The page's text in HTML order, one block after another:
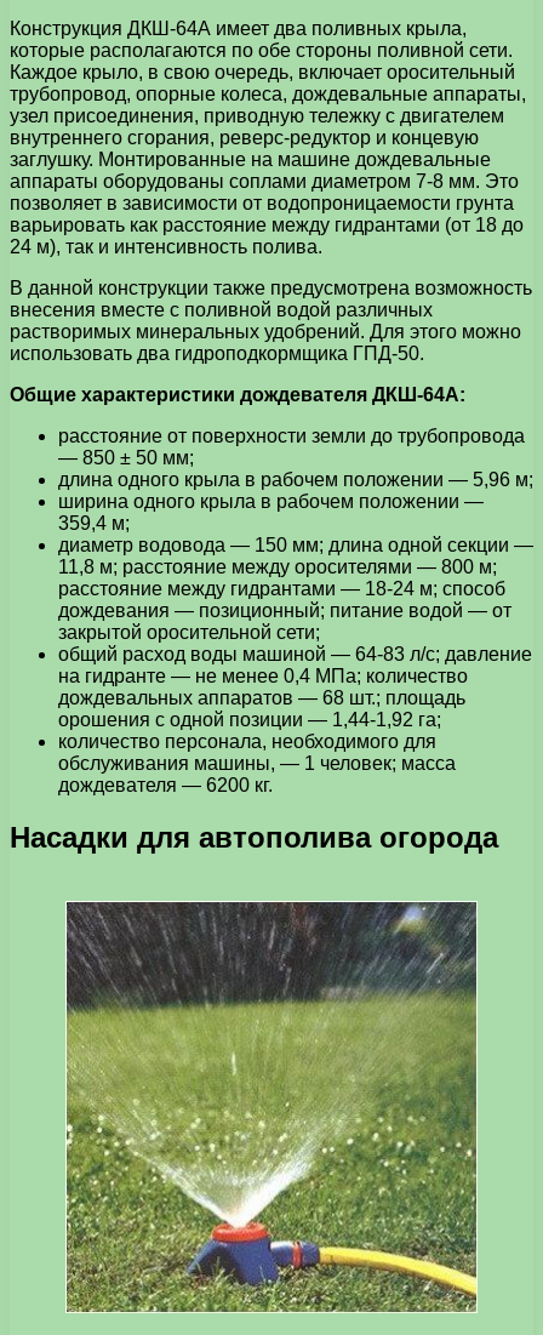
Конструкция ДКШ-64А имеет два поливных крыла,
которые располагаются по обе стороны поливной сети.
Каждое крыло, в свою очередь, включает оросительный
трубопровод, опорные колеса, дождевальные аппараты,
узел присоединения, приводную тележку с двигателем
внутреннего сгорания, реверс-редуктор и концевую
заглушку. Монтированные на машине дождевальные
аппараты оборудованы соплами диаметром 7-8 мм. Это
позволяет в зависимости от водопроницаемости грунта
варьировать как расстояние между гидрантами (от 18 до
24 м), так и интенсивность полива.
В данной конструкции также предусмотрена возможность
внесения вместе с поливной водой различных
растворимых минеральных удобрений. Для этого можно
использовать два гидроподкормщика ГПД-50.
Общие характеристики дождевателя ДКШ-64А:
расстояние от поверхности земли до трубопровода
— 850 ± 50 мм;
длина одного крыла в рабочем положении — 5,96 м;
ширина одного крыла в рабочем положении —
359,4 м;
диаметр водовода — 150 мм; длина одной секции —
11,8 м; расстояние между оросителями — 800 м;
расстояние между гидрантами — 18-24 м; способ
дождевания — позиционный; питание водой — от
закрытой оросительной сети;
общий расход воды машиной — 64-83 л/с; давление
на гидранте — не менее 0,4 МПа; количество
дождевальных аппаратов — 68 шт.; площадь
орошения с одной позиции — 1,44-1,92 га;
количество персонала, необходимого для
обслуживания машины, — 1 человек; масса
дождевателя — 6200 кг.
Насадки для автополива огорода